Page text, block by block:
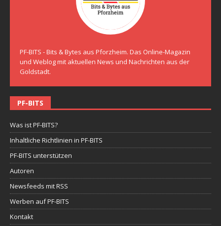
PF-BITS - Bits & Bytes aus Pforzheim. Das Online-Magazin
und Weblog mit aktuellen News und Nachrichten aus der
Goldstadt.
PF-BITS
Was ist PF-BITS?
Inhaltliche Richtlinien in PF-BITS
PF-BITS unterstützen
Autoren
Newsfeeds mit RSS
Werben auf PF-BITS
Kontakt